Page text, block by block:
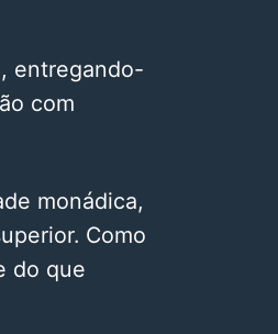
entregando-
com
monádica,
Como
do que